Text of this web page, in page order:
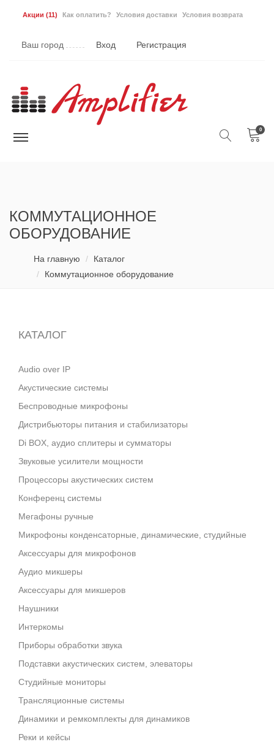
Акции (11) Как оплатить? Условия доставки Условия возврата
Ваш город Вход Регистрация
0
КОММУТАЦИОННОЕ
ОБОРУДОВАНИЕ
На главную
Каталог
Коммутационное оборудование
КАТАЛОГ
Audio over IP
Акустические системы
Беспроводные микрофоны
Дистрибьюторы питания и стабилизаторы
Di BOX, аудио сплитеры и сумматоры
Звуковые усилители мощности
Процессоры акустических систем
Конференц системы
Мегафоны ручные
Микрофоны конденсаторные, динамические, студийные
Аксессуары для микрофонов
Аудио микшеры
Аксессуары для микшеров
Наушники
Интеркомы
Приборы обработки звука
Подставки акустических систем, элеваторы
Студийные мониторы
Трансляционные системы
Динамики и ремкомплекты для динамиков
Реки и кейсы